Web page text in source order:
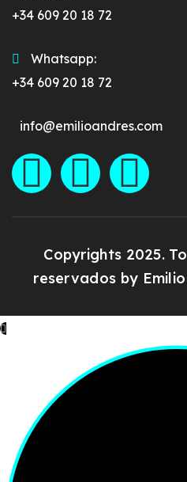
+34 609 20 18 72
Whatsapp:
+34 609 20 18 72
info@emilioandres.com
Copyrights 2025.
reservados by